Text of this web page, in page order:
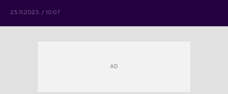
25.11.2023. / 10:07